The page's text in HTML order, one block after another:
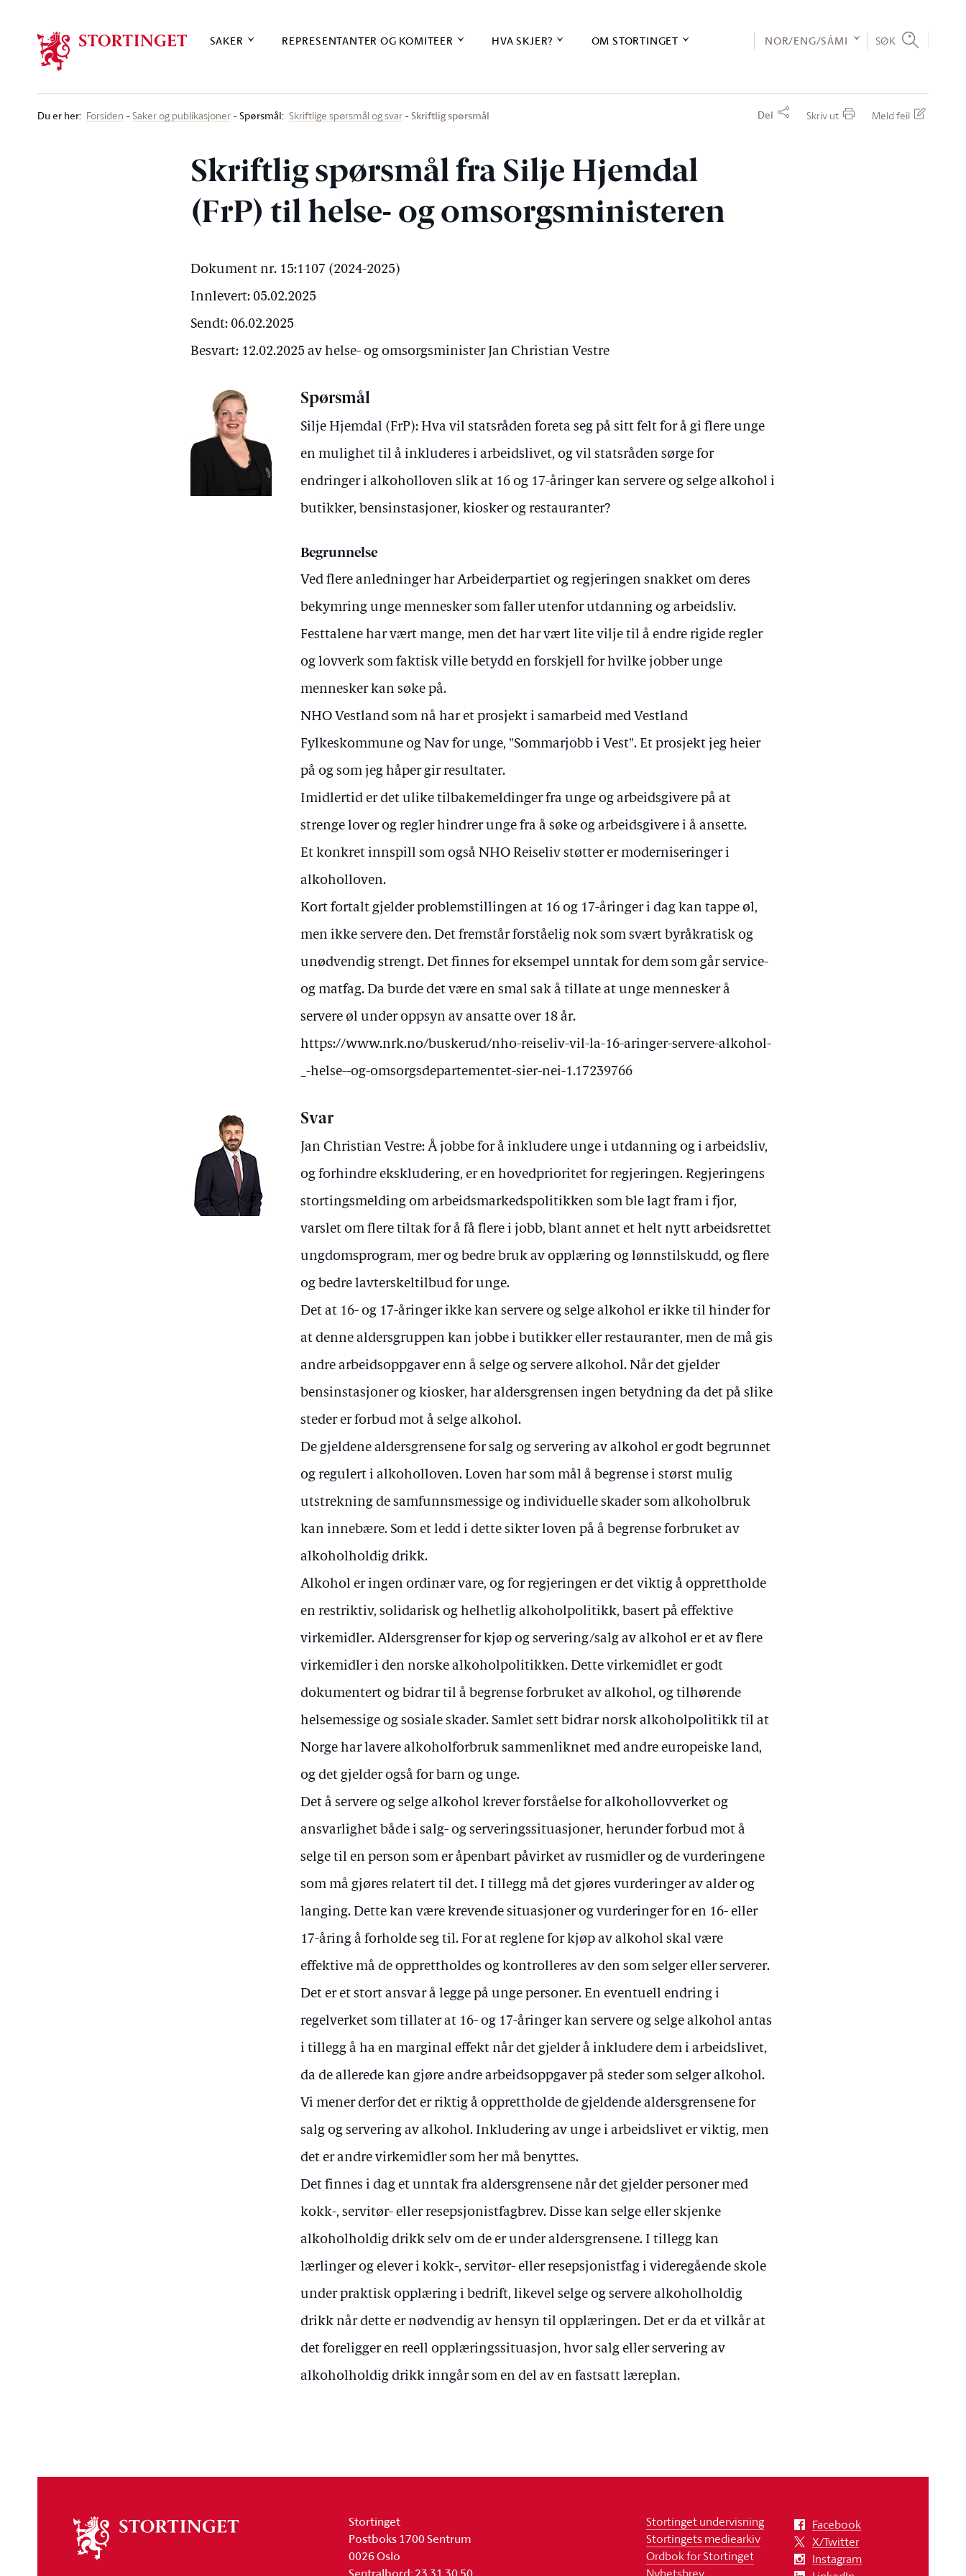
SAKER REPRESENTANTER OG KOMITEER HVA SKJER? OM STORTINGET NOR/ENG/SÁMI SØK
Du er her: Forsiden Saker og publikasjoner Spørsmål: Skriftlige spørsmål og svar Skriftlig spørsmål Del Skriv ut Meld feil
Skriftlig spørsmål fra Silje Hjemdal
(FrP) til helse- og omsorgsministeren
Dokument nr. 15:1107 (2024-2025)
Innlevert: 05.02.2025
Sendt: 06.02.2025
Besvart: 12.02.2025 av helse- og omsorgsminister Jan Christian Vestre
Spørsmål
Silje Hjemdal (FrP): Hva vil statsråden foreta seg på sitt felt for å gi flere unge
en mulighet til å inkluderes i arbeidslivet, og vil statsråden sørge for
endringer i alkoholloven slik at 16 og 17-åringer kan servere og selge alkohol i
butikker, bensinstasjoner, kiosker og restauranter?
Begrunnelse
Ved flere anledninger har Arbeiderpartiet og regjeringen snakket om deres
bekymring unge mennesker som faller utenfor utdanning og arbeidsliv.
Festtalene har vært mange, men det har vært lite vilje til å endre rigide regler
og lovverk som faktisk ville betydd en forskjell for hvilke jobber unge
mennesker kan søke på.
NHO Vestland som nå har et prosjekt i samarbeid med Vestland
Fylkeskommune og Nav for unge, "Sommarjobb i Vest". Et prosjekt jeg heier
på og som jeg håper gir resultater.
Imidlertid er det ulike tilbakemeldinger fra unge og arbeidsgivere på at
strenge lover og regler hindrer unge fra å søke og arbeidsgivere i å ansette.
Et konkret innspill som også NHO Reiseliv støtter er moderniseringer i
alkoholloven.
Kort fortalt gjelder problemstillingen at 16 og 17-åringer i dag kan tappe øl,
men ikke servere den. Det fremstår forståelig nok som svært byråkratisk og
unødvendig strengt. Det finnes for eksempel unntak for dem som går service-
og matfag. Da burde det være en smal sak å tillate at unge mennesker å
servere øl under oppsyn av ansatte over 18 år.
https://www.nrk.no/buskerud/nho-reiseliv-vil-la-16-aringer-servere-alkohol-
_-helse--og-omsorgsdepartementet-sier-nei-1.17239766
Svar
Jan Christian Vestre: Å jobbe for å inkludere unge i utdanning og i arbeidsliv,
og forhindre ekskludering, er en hovedprioritet for regjeringen. Regjeringens
stortingsmelding om arbeidsmarkedspolitikken som ble lagt fram i fjor,
varslet om flere tiltak for å få flere i jobb, blant annet et helt nytt arbeidsrettet
ungdomsprogram, mer og bedre bruk av opplæring og lønnstilskudd, og flere
og bedre lavterskeltilbud for unge.
Det at 16- og 17-åringer ikke kan servere og selge alkohol er ikke til hinder for
at denne aldersgruppen kan jobbe i butikker eller restauranter, men de må gis
andre arbeidsoppgaver enn å selge og servere alkohol. Når det gjelder
bensinstasjoner og kiosker, har aldersgrensen ingen betydning da det på slike
steder er forbud mot å selge alkohol.
De gjeldene aldersgrensene for salg og servering av alkohol er godt begrunnet
og regulert i alkoholloven. Loven har som mål å begrense i størst mulig
utstrekning de samfunnsmessige og individuelle skader som alkoholbruk
kan innebære. Som et ledd i dette sikter loven på å begrense forbruket av
alkoholholdig drikk.
Alkohol er ingen ordinær vare, og for regjeringen er det viktig å opprettholde
en restriktiv, solidarisk og helhetlig alkoholpolitikk, basert på effektive
virkemidler. Aldersgrenser for kjøp og servering/salg av alkohol er et av flere
virkemidler i den norske alkoholpolitikken. Dette virkemidlet er godt
dokumentert og bidrar til å begrense forbruket av alkohol, og tilhørende
helsemessige og sosiale skader. Samlet sett bidrar norsk alkoholpolitikk til at
Norge har lavere alkoholforbruk sammenliknet med andre europeiske land,
og det gjelder også for barn og unge.
Det å servere og selge alkohol krever forståelse for alkohollovverket og
ansvarlighet både i salg- og serveringssituasjoner, herunder forbud mot å
selge til en person som er åpenbart påvirket av rusmidler og de vurderingene
som må gjøres relatert til det. I tillegg må det gjøres vurderinger av alder og
langing. Dette kan være krevende situasjoner og vurderinger for en 16- eller
17-åring å forholde seg til. For at reglene for kjøp av alkohol skal være
effektive må de opprettholdes og kontrolleres av den som selger eller serverer.
Det er et stort ansvar å legge på unge personer. En eventuell endring i
regelverket som tillater at 16- og 17-åringer kan servere og selge alkohol antas
i tillegg å ha en marginal effekt når det gjelder å inkludere dem i arbeidslivet,
da de allerede kan gjøre andre arbeidsoppgaver på steder som selger alkohol.
Vi mener derfor det er riktig å opprettholde de gjeldende aldersgrensene for
salg og servering av alkohol. Inkludering av unge i arbeidslivet er viktig, men
det er andre virkemidler som her må benyttes.
Det finnes i dag et unntak fra aldersgrensene når det gjelder personer med
kokk-, servitør- eller resepsjonistfagbrev. Disse kan selge eller skjenke
alkoholholdig drikk selv om de er under aldersgrensene. I tillegg kan
lærlinger og elever i kokk-, servitør- eller resepsjonistfag i videregående skole
under praktisk opplæring i bedrift, likevel selge og servere alkoholholdig
drikk når dette er nødvendig av hensyn til opplæringen. Det er da et vilkår at
det foreligger en reell opplæringssituasjon, hvor salg eller servering av
alkoholholdig drikk inngår som en del av en fastsatt læreplan.
stortinget
Stortinget
Postboks 1700 Sentrum
0026 Oslo
Stortinget undervisning
Stortingets mediearkiv
Ordbok for Stortinget
Facebook
X/Twitter
Instagram